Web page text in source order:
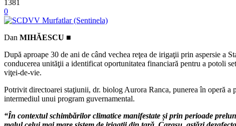
1381
0
Dan MIHĂESCU ■
După aproape 30 de ani de când vechea reţea de irigaţii prin aspersie
conducerea unităţii a identificat oportunitatea financiară pentru a potoli
viţei-de-vie.
Potrivit directoarei staţiunii, dr. biolog Aurora Ranca, punerea în operă
intermediul unui program guvernamental.
“În contextul schimbărilor climatice manifestate și prin perioade